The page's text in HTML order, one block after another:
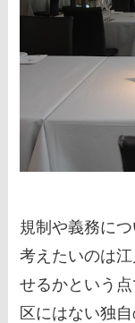
規制や義務に
考えたいのは
せるかという
区にはない独